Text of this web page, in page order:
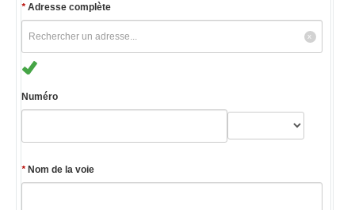
*Adresse complète
Numéro
*Nom de la voie